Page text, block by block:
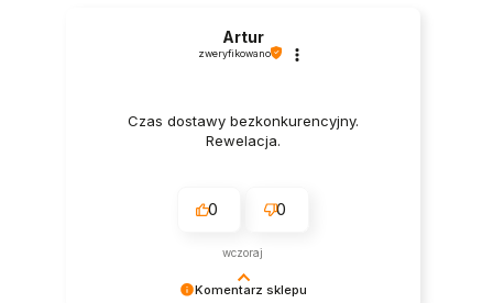
Komentarz sklepu
Artur
zweryfikowano
Czas dostawy bezkonkurencyjny.
Rewelacja.
0 0
wczoraj